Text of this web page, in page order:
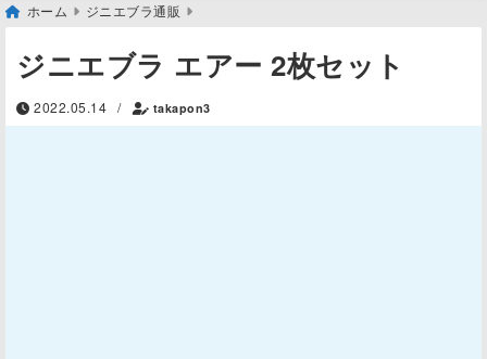
ホーム ジニエブラ通販
ジニエブラ エアー 2枚セット
2022.05.14 / takapon3